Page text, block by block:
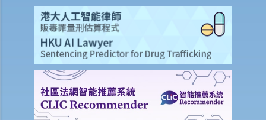
僱員可否向勞工處報告與工作有關的意外？
其他有關工傷的事項
如何安排支付工傷賠償？
若然我不能與僱主和平地解決工傷賠償問題，將案件呈交法院的時限是
若然我對條例所給予的補償感到不滿，或者我認為僱主忽略了應有的安
全措施，我可否進一步提出申索？